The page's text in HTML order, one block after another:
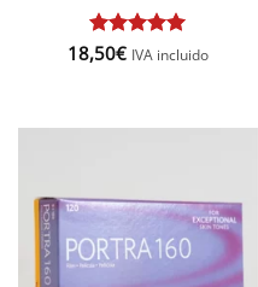
Puntuat
18,50€ IVA incluido